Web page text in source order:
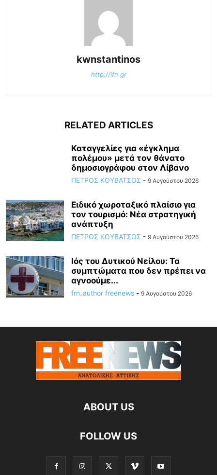
kwnstantinos
http://ifn.gr
RELATED ARTICLES
Καταγγελίες για «έγκλημα
πολέμου» μετά τον θάνατο
δημοσιογράφου στον Λίβανο
ΠΕΤΡΟΣ ΚΟΥΒΑΤΣΟΣ - 9 Αυγούστου 2026
Ειδικό χωροταξικό πλαίσιο για
τον τουρισμό: Νέα στρατηγική
ανάπτυξη
ΠΕΤΡΟΣ ΚΟΥΒΑΤΣΟΣ - 9 Αυγούστου 2026
Ιός του Δυτικού Νείλου: Τα
συμπτώματα που δεν πρέπει να
αγνοούμε...
frn_author freenews - 9 Αυγούστου 2026
ABOUT US
FOLLOW US